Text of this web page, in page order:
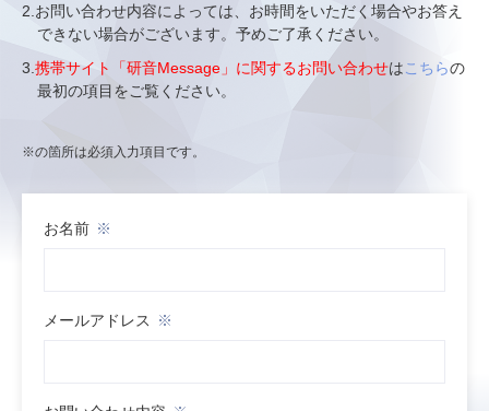
2.お問い合わせ内容によっては、お時間をいただく場合やお答え
できない場合がございます。予めご了承ください。
3. 携帯サイト「研音Message」に関するお問い合わせは こちらの
最初の項目をご覧ください。
※の箇所は必須入力項目です。
お名前 ※
メールアドレス ※